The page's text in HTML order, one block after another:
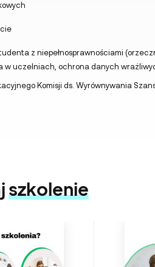
z niepełnosprawnościami
w uczelniach, ochrona danych
Komisji ds. Wyrównywania
szkolenie